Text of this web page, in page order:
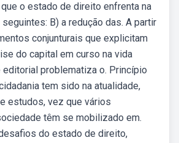
o estado de direito enfrenta na
B) a redução das. A partir
conjunturais que explicitam
do capital em curso na vida
problematiza o. Princípio
tem sido na atualidade,
estudos, vez que vários
têm se mobilizado em.
do estado de direito,